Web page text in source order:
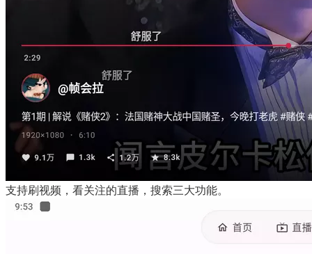
支持刷视频，看关注的直播，搜索三大功能。